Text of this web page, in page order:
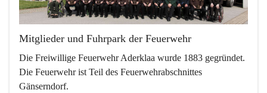
Mitglieder und Fuhrpark der Feuerwehr
Die Freiwillige Feuerwehr Aderklaa wurde 1883 gegründet.
Die Feuerwehr ist Teil des Feuerwehrabschnittes
Gänserndorf.